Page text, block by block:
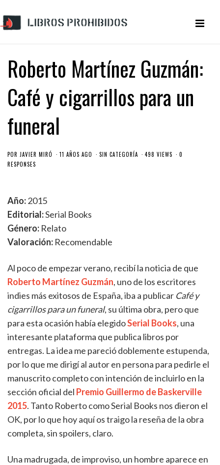
Roberto Martínez Guzmán:
Café y cigarrillos para un
funeral
POR JAVIER MIRÓ 11 AÑOS AGO SIN CATEGORÍA 498 VIEWS
0
RESPONSES
Año:2015
Editorial:Serial Books
Género: Relato
Valoración: Recomendable
Al poco de empezar verano, recibí la noticia de que
Roberto Martínez Guzmán, uno de los escritores
indies más exitosos de España, iba a publicar Café y
cigarrillos para un funeral, su última obra, pero que
para esta ocasión había elegidoSerial Books, una
interesante plataforma que publica libros por
entregas. La idea me pareció doblemente estupenda,
por lo que me dirigí al autor en persona para pedirle el
manuscrito completo con intención de incluirlo en la
sección oficial del Premio Guillermo de Baskerville
2015. Tanto Roberto como Serial Books nos dieron el
OK, por lo que hoy aquí os traigo la reseña de la obra
completa, sin spoilers, claro.
Una madrugada, de improviso, un hombre aparece en